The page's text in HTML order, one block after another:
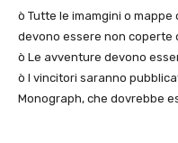
ò Tutte le imamgini o
devono essere non coperte
ò Le avventure devono
ò I vincitori saranno
Monograph, che dovrebbe